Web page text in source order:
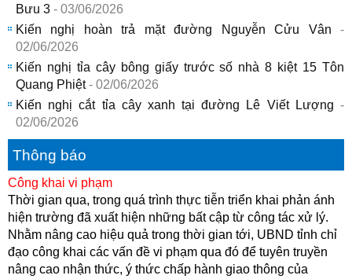
Bưu 3 - 03/06/2026
Kiến nghị hoàn trả mặt đường Nguyễn Cửu Vân -
02/06/2026
Kiến nghị tỉa cây bông giấy trước số nhà 8 kiệt 15 Tôn
Quang Phiệt- 02/06/2026
Kiến nghị cắt tỉa cây xanh tại đường Lê Viết Lượng -
02/06/2026
Thông báo
Công khai vi phạm
Thời gian qua, trong quá trình thực tiễn triển khai phản ánh
hiện trường đã xuất hiện những bất cập từ công tác xử lý.
Nhằm nâng cao hiệu quả trong thời gian tới, UBND tỉnh chỉ
đạo công khai các vấn đề vi phạm qua đó để tuyên truyền
nâng cao nhận thức, ý thức chấp hành giao thông của